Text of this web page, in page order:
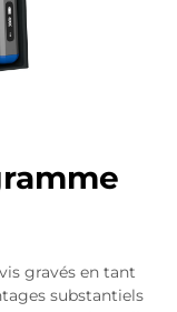
gravés en tant
substantiels